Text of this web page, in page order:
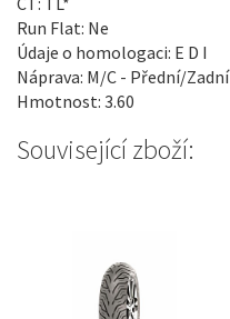
Run Flat: Ne
Údaje o homologaci: E D I
Náprava: M/C - Přední/Zadní
Hmotnost: 3.60
Související zboží: